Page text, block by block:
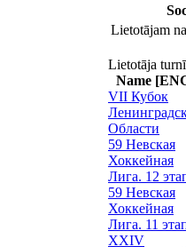
Lietotājam
Lietotāja
Name
VII Кубок
Области
59 Невская
Хоккейная
Лига. 12
59 Невская
Хоккейная
Лига. 11
XXIV